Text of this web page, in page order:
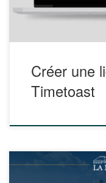
Créer une
Timetoast